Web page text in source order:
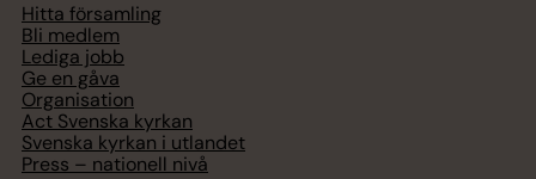
Hitta församling
Bli medlem
Lediga jobb
Ge en gåva
Organisation
Act Svenska kyrkan
Svenska kyrkan i utlandet
Press – nationell nivå